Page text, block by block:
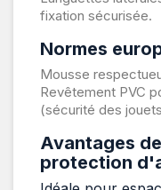
fixation sécurisée.
Normes
Mousse
Revêtement PVC
(sécurité des
Avantages
protection